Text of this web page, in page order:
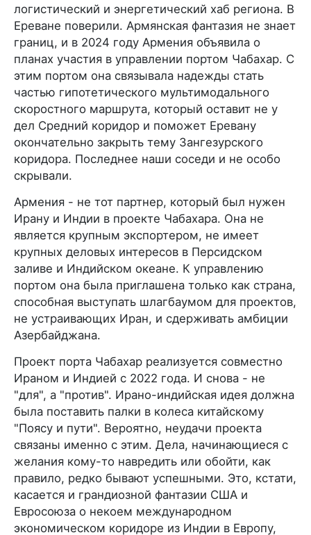
логистический и энергетический хаб региона. В
Ереване поверили. Армянская фантазия не знает
границ, и в 2024 году Армения объявила о
планах участия в управлении портом Чабахар. С
этим портом она связывала надежды стать
частью гипотетического мультимодального
скоростного маршрута, который оставит не у
дел Средний коридор и поможет Еревану
окончательно закрыть тему Зангезурского
коридора. Последнее наши соседи и не особо
скрывали.
Армения - не тот партнер, который был нужен
Ирану и Индии в проекте Чабахара. Она не
является крупным экспортером, не имеет
крупных деловых интересов в Персидском
заливе и Индийском океане. К управлению
портом она была приглашена только как страна,
способная выступать шлагбаумом для проектов,
не устраивающих Иран, и сдерживать амбиции
Азербайджана.
Проект порта Чабахар реализуется совместно
Ираном и Индией с 2022 года. И снова - не
"для", а "против". Ирано-индийская идея должна
была поставить палки в колеса китайскому
"Поясу и пути". Вероятно, неудачи проекта
связаны именно с этим. Дела, начинающиеся с
желания кому-то навредить или обойти, как
правило, редко бывают успешными. Это, кстати,
касается и грандиозной фантазии США и
Евросоюза о некоем международном
экономическом коридоре из Индии в Европу,